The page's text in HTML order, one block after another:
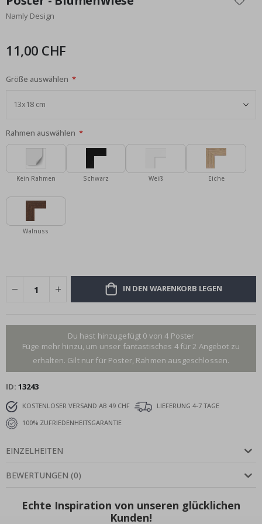
der
Bildgalerie
Namly Design
11,00 CHF
Größe auswählen
Rahmen auswählen
Kein Rahmen Schwarz Weiß Eiche
Walnuss
IN DEN WARENKORB LEGEN
Du hast hinzugefügt 0 von 4 Poster
Füge mehr hinzu, um unser fantastisches 4 für 2 Angebot zu
erhalten. Gilt nur für Poster, Rahmen ausgeschlossen.
ID 13243
KOSTENLOSER VERSAND AB 49 CHF
LIEFERUNG 4-7 TAGE
100% ZUFRIEDENHEITSGARANTIE
EINZELHEITEN
BEWERTUNGEN (0)
Echte Inspiration von unseren glücklichen
Kunden!